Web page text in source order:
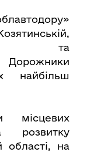
та
Дорожники
найбільш
місцевих
розвитку
області, на